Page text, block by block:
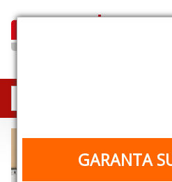
GARANTA